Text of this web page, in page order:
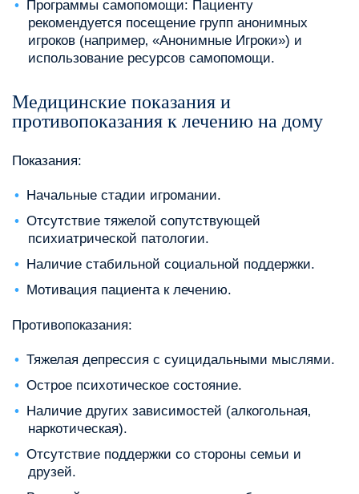
Программы самопомощи: Пациенту
рекомендуется посещение групп анонимных
игроков (например‚ «Анонимные Игроки») и
использование ресурсов самопомощи.
Медицинские показания и
противопоказания к лечению на дому
Показания:
Начальные стадии игромании.
Отсутствие тяжелой сопутствующей
психиатрической патологии.
Наличие стабильной социальной поддержки.
Мотивация пациента к лечению.
Противопоказания:
Тяжелая депрессия с суицидальными мыслями.
Острое психотическое состояние.
Наличие других зависимостей (алкогольная‚
наркотическая).
Отсутствие поддержки со стороны семьи и
друзей.